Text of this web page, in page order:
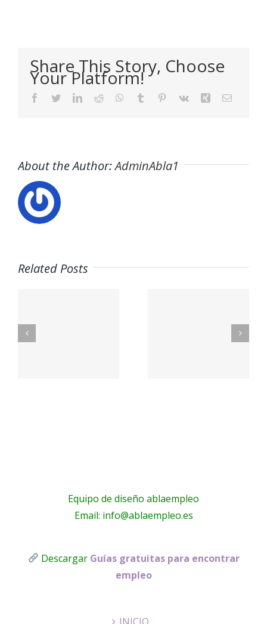
Share This Story, Choose
Your Platform!
Facebook
TwitterLinkedIn
Reddit WhatsApp
Tumblr Pinterest
Vk Xing Email
About the Author:AdminAbla1
Related Posts
con
Equipo de diseño ablaempleo
Email: info@ablaempleo.es
Descargar Guías gratuitas para encontrar
empleo
INICIO